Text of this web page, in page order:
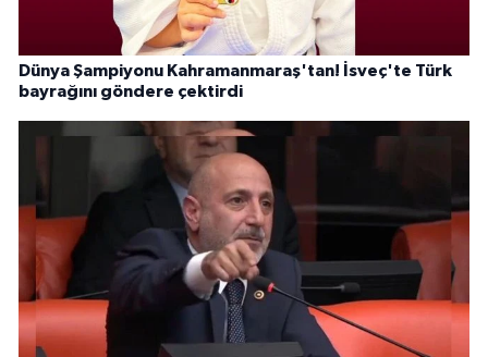
Dünya Şampiyonu Kahramanmaraş'tan! İsveç'te Türk
bayrağını göndere çektirdi